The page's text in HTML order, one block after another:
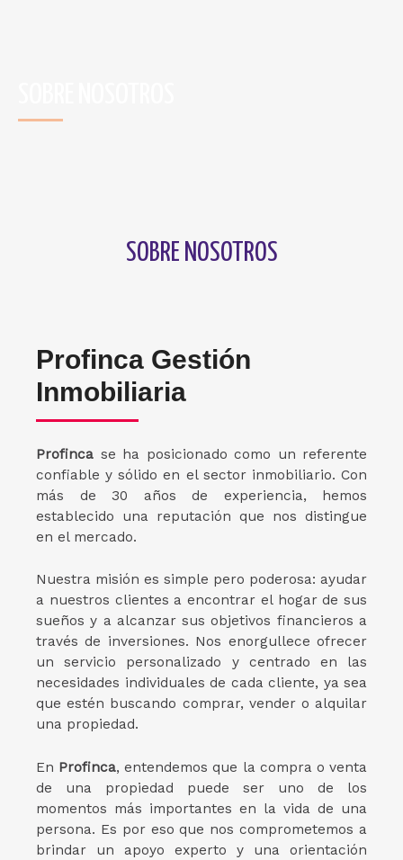
SOBRE NOSOTROS
Profinca Gestión
Inmobiliaria
Profinca se ha posicionado como un referente
confiable y sólido en el sector inmobiliario. Con
más de 30 años de experiencia, hemos
establecido una reputación que nos distingue
en el mercado.
Nuestra misión es simple pero poderosa: ayudar
a nuestros clientes a encontrar el hogar de sus
sueños y a alcanzar sus objetivos financieros a
través de inversiones. Nos enorgullece ofrecer
un servicio personalizado y centrado en las
necesidades individuales de cada cliente, ya sea
que estén buscando comprar, vender o alquilar
una propiedad.
En Profinca, entendemos que la compra o venta
de una propiedad puede ser uno de los
momentos más importantes en la vida de una
persona. Es por eso que nos comprometemos a
brindar un apoyo experto y una orientación